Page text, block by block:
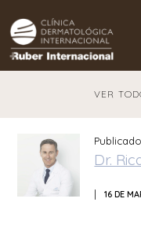
Main Navigation
VER
Dr.
| 16 DE